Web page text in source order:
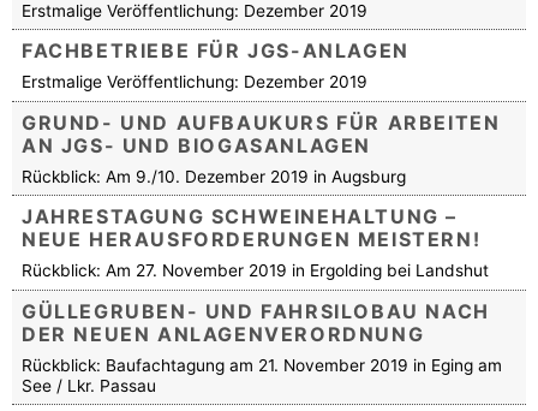
Erstmalige Veröffentlichung: Dezember 2019
FACHBETRIEBE FÜR JGS-ANLAGEN
Erstmalige Veröffentlichung: Dezember 2019
GRUND- UND AUFBAUKURS FÜR ARBEITEN
AN JGS- UND BIOGASANLAGEN
Rückblick: Am 9./10. Dezember 2019 in Augsburg
JAHRESTAGUNG SCHWEINEHALTUNG –
NEUE HERAUSFORDERUNGEN MEISTERN!
Rückblick: Am 27. November 2019 in Ergolding bei Landshut
GÜLLEGRUBEN- UND FAHRSILOBAU NACH
DER NEUEN ANLAGENVERORDNUNG
Rückblick: Baufachtagung am 21. November 2019 in Eging am
See / Lkr. Passau